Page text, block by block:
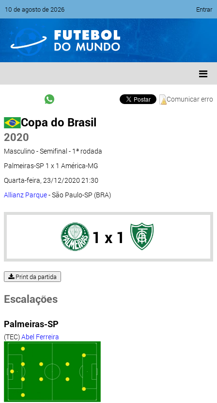
10 de agosto de 2026 Entrar
Comunicar erro
Copa do Brasil
2020
Masculino - Semifinal - 1ª rodada
Palmeiras-SP 1 x 1 América-MG
Quarta-feira, 23/12/2020 21:30
Allianz Parque- São Paulo-SP (BRA)
1 x 1
Print da partida
Escalações
Palmeiras-SP
(TEC)Abel Ferreira